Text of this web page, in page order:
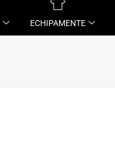
ECHIPAMENTE